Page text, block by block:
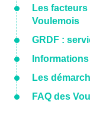
Les
Voulemois
GRDF :
Les
FAQ des